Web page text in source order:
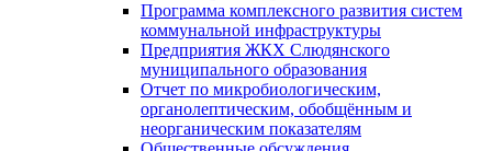
Программа комплексного развития систем
коммунальной инфраструктуры
Предприятия ЖКХ Слюдянского
муниципального образования
Отчет по микробиологическим,
органолептическим, обобщённым и
неорганическим показателям